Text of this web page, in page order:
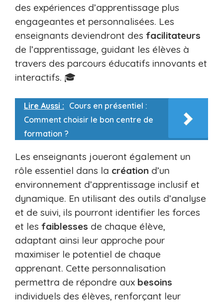
des expériences d’apprentissage plus
engageantes et personnalisées. Les
enseignants deviendront des facilitateurs
de l’apprentissage, guidant les élèves à
travers des parcours éducatifs innovants et
interactifs. 🎓
Lire Aussi : Cours en présentiel :
Comment choisir le bon centre de
formation ?
Les enseignants joueront également un
rôle essentiel dans la création d’un
environnement d’apprentissage inclusif et
dynamique. En utilisant des outils d’analyse
et de suivi, ils pourront identifier les forces
et les faiblesses de chaque élève,
adaptant ainsi leur approche pour
maximiser le potentiel de chaque
apprenant. Cette personnalisation
permettra de répondre aux besoins
individuels des élèves, renforçant leur